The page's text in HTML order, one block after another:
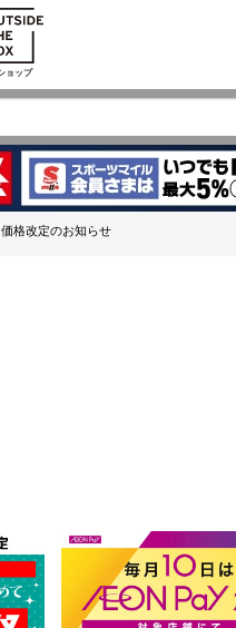
ョップ
格改定のお知らせ